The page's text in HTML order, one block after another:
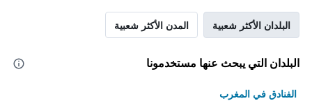
البلدان الأكثر شعبية المدن الأكثر شعبية
البلدان التي يبحث عنها مستخدمونا
الفنادق في المغرب